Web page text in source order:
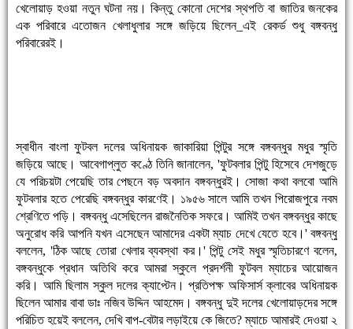
খেলোয়াড় হওয়া নতুন ঘটনা নয়। কিন্তু কোনো দেশের স্থপতি বা জাতির জনকের
এক পরিবারে এতোজন খেলাধুলার সঙ্গে জড়িয়ে ছিলেন_এই রেকর্ড শুধু বঙ্গবন্ধু
পরিবারেরই।
স্বাধীন বাংলা ফুটবল দলের অধিনায়ক জাকারিয়া পিন্টুর সঙ্গে বঙ্গবন্ধুর মধুর স্মৃতি
জড়িয়ে আছে। আবেগাপ্লুত কণ্ঠে তিনি জানালেন, 'ফুটবলার পিন্টু হিসেবে দেশজুড়ে
যে পরিচয়টা পেয়েছি তার পেছনে বড় অবদান বঙ্গবন্ধুরই। সোজা কথা বলবো আমি
ফুটবলার হতে পেরেছি বঙ্গবন্ধুর কারণেই। ১৯৫৬ সালে আমি তখন পিরোজপুরে নবম
শ্রেণিতে পড়ি। বঙ্গবন্ধু এসেছিলেন রাজনৈতিক সফরে। আমিই তখন বঙ্গবন্ধুর কাছে
অনুরোধ করি আপনি যখন এসেছেন আমাদের একটা ম্যাচ দেখে যেতে হবে।' বঙ্গবন্ধু
বললেন, 'ঠিক আছে তোরা খেলার ব্যবস্থা কর।' পিন্টু সেই মধুর স্মৃতিচারণে বলেন,
বঙ্গবন্ধুকে প্রধান অতিথি করে আমরা স্কুলে প্রদর্শনী ফুটবল ম্যাচের আয়োজন
করি। আমি ছিলাম স্কুল দলের ক্যাপ্টেন। প্রতিপক্ষ অফিসার্স ক্লাবের অধিনায়ক
ছিলেন আমার বাবা ডাঃ নজিব উদ্দিন আহমেদ। বঙ্গবন্ধু দুই দলের খেলোয়াড়দের সঙ্গে
পরিচিত হয়েই বললেন, দেখি বাপ-বেটার লড়াইয়ে কে জিতে? ম্যাচে আমারই দেওয়া ২